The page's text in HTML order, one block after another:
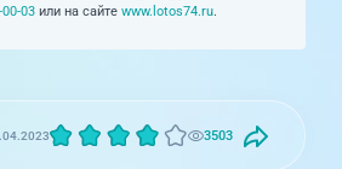
03или на сайте www.lotos74.ru.
3503